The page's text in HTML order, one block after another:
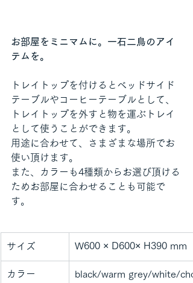
お部屋をミニマムに。一石二鳥のアイ
テムを。
トレイトップを付けるとベッドサイド
テーブルやコーヒーテーブルとして、
トレイトップを外すと物を運ぶトレイ
として使うことができます。
用途に合わせて、さまざまな場所でお
使い頂けます。
また、カラーも4種類からお選び頂ける
ためお部屋に合わせることも可能で
す。
サイズ W600 × D600× H390 mm
カラー
black/warm grey/white/